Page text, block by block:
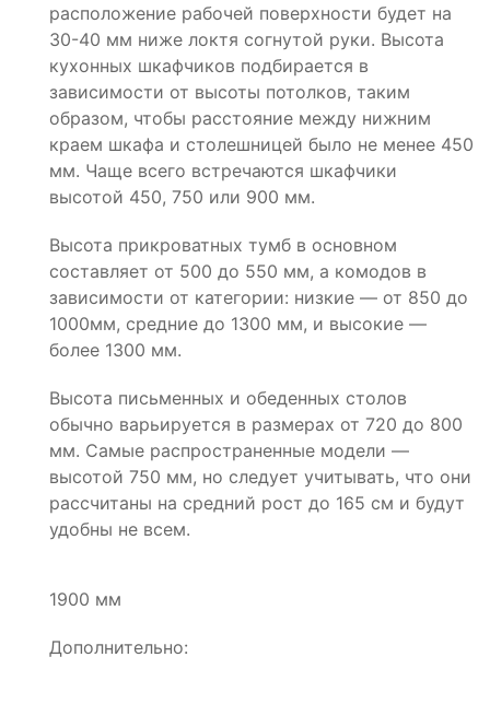
расположение рабочей поверхности будет на
30-40 мм ниже локтя согнутой руки. Высота
кухонных шкафчиков подбирается в
зависимости от высоты потолков, таким
образом, чтобы расстояние между нижним
краем шкафа и столешницей было не менее 450
мм. Чаще всего встречаются шкафчики
высотой 450, 750 или 900 мм.
Высота прикроватных тумб в основном
составляет от 500 до 550 мм, а комодов в
зависимости от категории: низкие — от 850 до
1000мм, средние до 1300 мм, и высокие —
более 1300 мм.
Высота письменных и обеденных столов
обычно варьируется в размерах от 720 до 800
мм. Самые распространенные модели —
высотой 750 мм, но следует учитывать, что они
рассчитаны на средний рост до 165 см и будут
удобны не всем.
1900 мм
Дополнительно: